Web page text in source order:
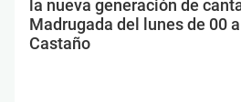
la nueva generación de
Madrugada del lunes de 00
Castaño